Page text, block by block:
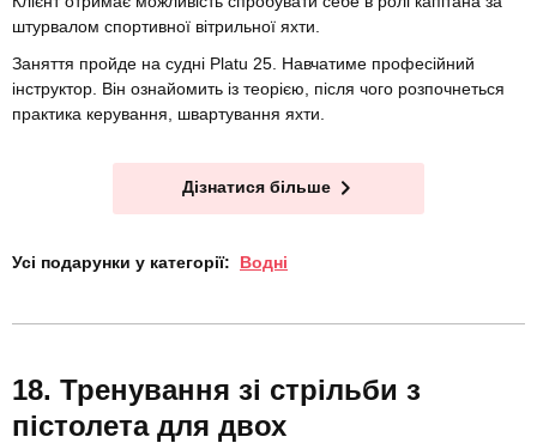
штурвалом спортивної вітрильної яхти.
Заняття пройде на судні Platu 25. Навчатиме професійний
інструктор. Він ознайомить із теорією, після чого розпочнеться
практика керування, швартування яхти.
Дізнатися більше
Усі подарунки у категорії: Водні
Тренування зі стрільби з
пістолета для двох